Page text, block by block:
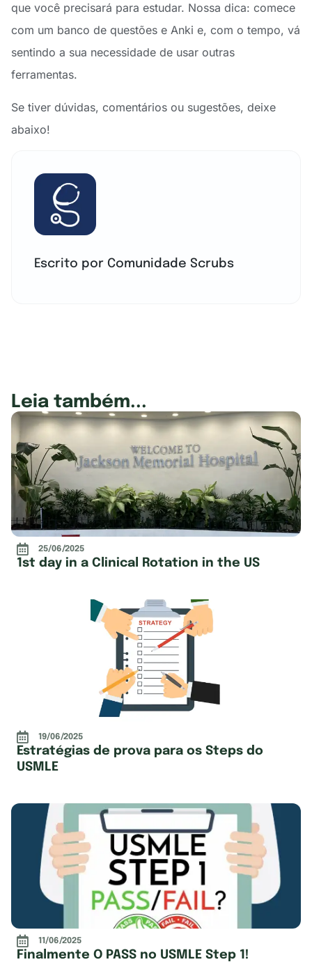
que você precisará para estudar. Nossa dica: comece
com um banco de questões e Anki e, com o tempo, vá
sentindo a sua necessidade de usar outras
ferramentas.
Se tiver dúvidas, comentários ou sugestões, deixe
abaixo!
Escrito por Comunidade Scrubs
Leia também...
25/06/2025
1st day in a Clinical Rotation in the US
19/06/2025
Estratégias de prova para os Steps do
USMLE
11/06/2025
Finalmente O PASS no USMLE Step 1!